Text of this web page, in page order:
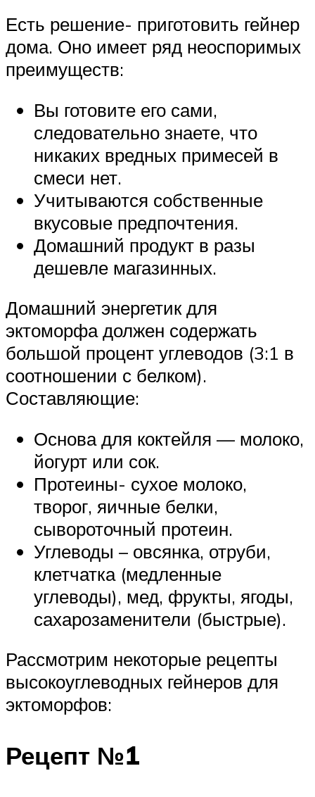
Есть решение- приготовить гейнер
дома. Оно имеет ряд неоспоримых
преимуществ:
Вы готовите его сами,
следовательно знаете, что
никаких вредных примесей в
смеси нет.
Учитываются собственные
вкусовые предпочтения.
Домашний продукт в разы
дешевле магазинных.
Домашний энергетик для
эктоморфа должен содержать
большой процент углеводов (3:1 в
соотношении с белком).
Составляющие:
Основа для коктейля — молоко,
йогурт или сок.
Протеины- сухое молоко,
творог, яичные белки,
сывороточный протеин.
Углеводы – овсянка, отруби,
клетчатка (медленные
углеводы), мед, фрукты, ягоды,
сахарозаменители (быстрые).
Рассмотрим некоторые рецепты
высокоуглеводных гейнеров для
эктоморфов:
Рецепт №1